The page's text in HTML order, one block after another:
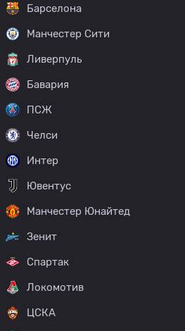
Барселона
Манчестер Сити
Ливерпуль
Бавария
ПСЖ
Челси
Интер
Ювентус
Манчестер Юнайтед
Зенит
Спартак
Локомотив
ЦСКА